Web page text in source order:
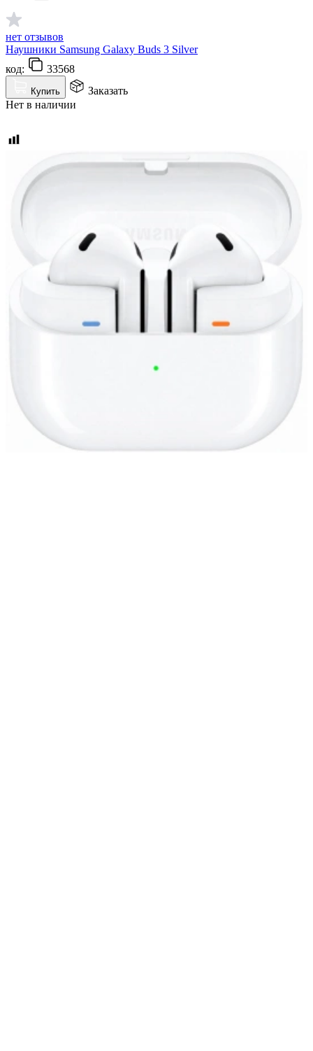
нет отзывов
Наушники Samsung Galaxy Buds 3 Silver
код:
33568
Купить
Заказать
Нет в наличии